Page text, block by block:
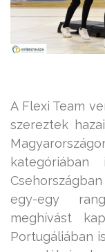
A Flexi Team
szereztek
egy-egy
meghívást
Portugáliában